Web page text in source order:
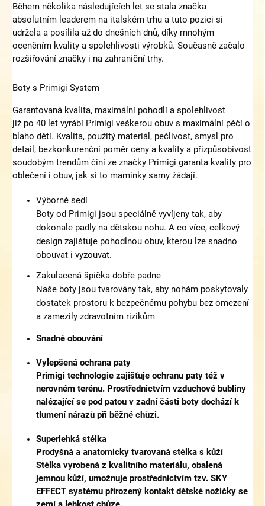
Během několika následujících let se stala značka
absolutním leaderem na italském trhu a tuto pozici si
udržela a posílila až do dnešních dnů, díky mnohým
oceněním kvality a spolehlivosti výrobků. Současně začalo
rozšiřování značky i na zahraniční trhy.
Boty s Primigi System
Garantovaná kvalita, maximální pohodlí a spolehlivost
již po 40 let vyrábí Primigi veškerou obuv s maximální péčí o
blaho dětí. Kvalita, použitý materiál, pečlivost, smysl pro
detail, bezkonkurenční poměr ceny a kvality a přizpůsobivost
soudobým trendům činí ze značky Primigi garanta kvality pro
oblečení i obuv, jak si to maminky samy žádají.
Výborně sedí
Boty od Primigi jsou speciálně vyvíjeny tak, aby
dokonale padly na dětskou nohu. A co více, celkový
design zajištuje pohodlnou obuv, kterou lze snadno
obouvat i vyzouvat.
Zakulacená špička dobře padne
Naše boty jsou tvarovány tak, aby nohám poskytovaly
dostatek prostoru k bezpečnému pohybu bez omezení
a zamezily zdravotním rizikům
Snadné obouvání
Vylepšená ochrana paty
Primigi technologie zajišťuje ochranu paty též v
nerovném terénu. Prostřednictvím vzduchové bubliny
nalézající se pod patou v zadní části boty dochází k
tlumení nárazů při běžné chůzi.
Superlehká stélka
Prodyšná a anatomicky tvarovaná stélka s kůží
Stélka vyrobená z kvalitního materiálu, obalená
jemnou kůží, umožnuje prostřednictvím tzv. SKY
EFFECT systému přirozený kontakt dětské nožičky se